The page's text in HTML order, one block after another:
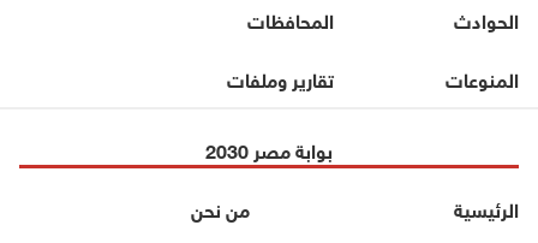
الحوادث
المحافظات
المنوعات
تقارير وملفات
بوابة مصر 2030
الرئيسية
من نحن